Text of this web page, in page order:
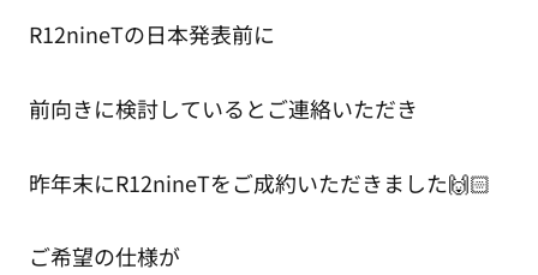
R12nineTの日本発表前に
前向きに検討しているとご連絡いただき
昨年末にR12nineTをご成約いただきました🙌🏻
ご希望の仕様が